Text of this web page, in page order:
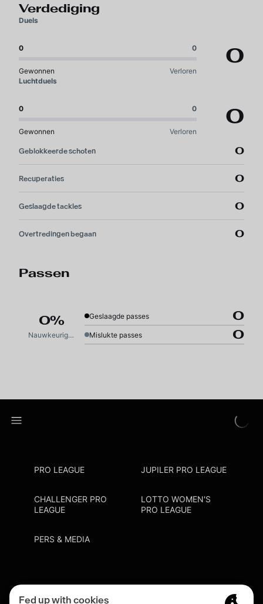
Verdediging
Duels
0 0
Gewonnen Verloren
0
Luchtduels
0 0
Gewonnen Verloren
0
Geblokkeerde schoten 0
Recuperaties 0
Geslaagde tackles 0
Overtredingen begaan 0
Passen
0%
Nauwkeurigheid
Geslaagde passes 0
Mislukte passes 0
PRO LEAGUE JUPILER PRO LEAGUE
CHALLENGER PRO
LEAGUE
LOTTO WOMEN'S
PRO LEAGUE
PERS & MEDIA